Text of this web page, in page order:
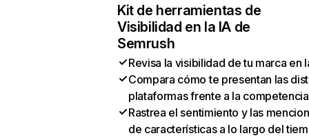
Kit de herramientas de
Visibilidad en la IA de
Semrush
Revisa la visibilidad de tu marca en
Compara cómo te presentan las
plataformas frente a la competencia
Rastrea el sentimiento y las
de características a lo largo del